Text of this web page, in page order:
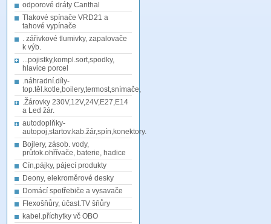
odporové dráty Canthal
Tlakové spínače VRD21 a
tahové vypínače
. zářivkové tlumivky, zapalovače
k výb.
...pojistky,kompl.sort,spodky,
hlavice porcel
.náhradní.díly-
top.těl.kotle,boilery,termost,snímače,
.Žárovky 230V,12V,24V,E27,E14
a Led žár.
autodoplňky-
autopoj,startov.kab.žár,spín,konektory.
Bojlery, zásob. vody,
průtok.ohřívače, baterie, hadice
Cín,pájky, pájecí produkty
Deony, elekroměrové desky
Domácí spotřebiče a vysavače
Flexošňůry, účast.TV šňůry
kabel.příchytky vč OBO